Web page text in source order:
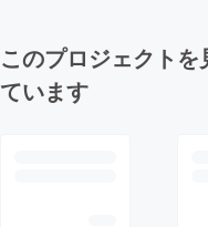
このプロジェクト
ています